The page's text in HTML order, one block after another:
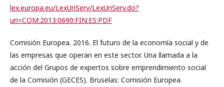
lex.europa.eu/LexUriServ/LexUriServ.do?
uri=COM:2013:0690:FIN:ES:PDF
Comisión Europea. 2016. El futuro de la economía social y de
las empresas que operan en este sector. Una llamada a la
acción del Grupos de expertos sobre emprendimiento social
de la Comisión (GECES). Bruselas: Comisión Europea.